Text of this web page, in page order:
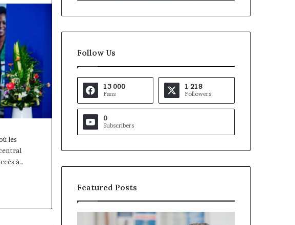
les
à…
Follow Us
13 000
Fans
1 218
Followers
0
Subscribers
Featured Posts
Gaëtan